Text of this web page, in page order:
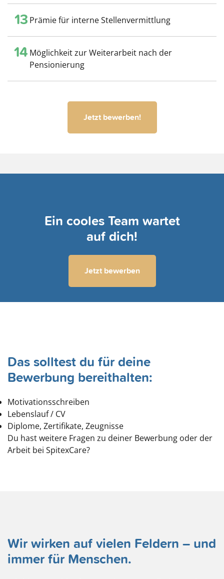
13 Prämie für interne Stellenvermittlung
14Möglichkeit zur Weiterarbeit nach der
Pensionierung
Jetzt bewerben!
Ein cooles Team wartet
auf dich!
Jetzt bewerben
Das solltest du für deine
Bewerbung bereithalten:
Motivationsschreiben
Lebenslauf / CV
Diplome, Zertifikate, Zeugnisse
Du hast weitere Fragen zu deiner Bewerbung oder der
Arbeit bei SpitexCare?
Wir wirken auf vielen Feldern – und
immer für Menschen.